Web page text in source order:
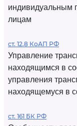
индивидуальным
лицам
ст. 12.8 КоАП РФ
Управление
находящимся в
управления
находящемуся в
ст. 161 БК РФ